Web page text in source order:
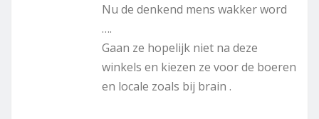
Nu de denkend mens wakker word
….
Gaan ze hopelijk niet na deze
winkels en kiezen ze voor de boeren
en locale zoals bij brain .